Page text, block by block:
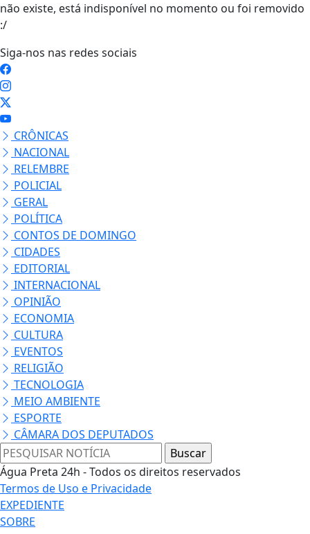
não existe, está indisponível no momento ou foi removido
:/
Siga-nos nas redes sociais
CRÔNICAS
NACIONAL
RELEMBRE
POLICIAL
GERAL
POLÍTICA
CONTOS DE DOMINGO
CIDADES
EDITORIAL
INTERNACIONAL
OPINIÃO
ECONOMIA
CULTURA
EVENTOS
RELIGIÃO
TECNOLOGIA
MEIO AMBIENTE
ESPORTE
CÂMARA DOS DEPUTADOS
Água Preta 24h - Todos os direitos reservados
Termos de Uso e Privacidade
EXPEDIENTE
SOBRE